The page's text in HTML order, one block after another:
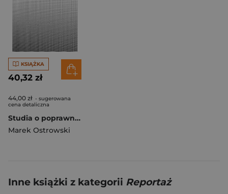
KSIĄŻKA
40,32 zł
44,00 zł - sugerowana
cena detaliczna
Studia o poprawności
Marek Ostrowski
Inne książki z kategorii Reportaż